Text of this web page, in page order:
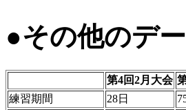
●その他のデ
第4回2月大会
練習期間
28日